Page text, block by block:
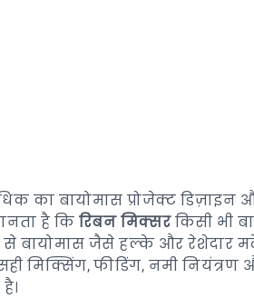
का बायोमास प्रोजेक्ट डिज़ाइन
है कि रिबन मिक्सरकिसी भी
से बायोमास जैसे हल्के और रेशेदार
मिक्सिंग, फीडिंग, नमी